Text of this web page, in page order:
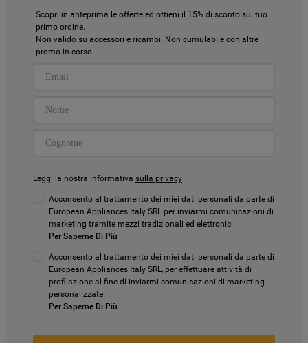
Scopri in anteprima le offerte ed ottieni il 15% di sconto sul tuo
primo ordine.
Non valido su accessori e ricambi. Non cumulabile con altre
promo in corso.
Leggi la nostra informativa sulla privacy
Acconsento al trattamento dei miei dati personali da parte di
European Appliances Italy SRL per inviarmi comunicazioni di
marketing tramite mezzi tradizionali ed elettronici.
Per Saperne Di Più
Acconsento al trattamento dei miei dati personali da parte di
European Appliances Italy SRL, per effettuare attività di
profilazione al fine di inviarmi comunicazioni di marketing
personalizzate.
Per Saperne Di Più